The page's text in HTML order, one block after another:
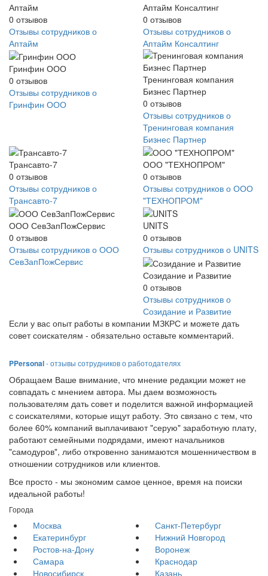
Аптайм
0 отзывов
Отзывы сотрудников о
Аптайм
Аптайм Консалтинг
0 отзывов
Отзывы сотрудников о
Аптайм Консалтинг
Гринфин ООО
0 отзывов
Отзывы сотрудников о
Гринфин ООО
Тренинговая компания
Бизнес Партнер
0 отзывов
Отзывы сотрудников о
Тренинговая компания
Бизнес Партнер
Трансавто-7
0 отзывов
Отзывы сотрудников о
Трансавто-7
ООО "ТЕХНОПРОМ"
0 отзывов
Отзывы сотрудников о ООО
"ТЕХНОПРОМ"
ООО СевЗапПожСервис
0 отзывов
Отзывы сотрудников о ООО
СевЗапПожСервис
UNITS
0 отзывов
Отзывы сотрудников о UNITS
Созидание и Развитие
0 отзывов
Отзывы сотрудников о
Созидание и Развитие
Если у вас опыт работы в компании МЗКРС и можете дать
совет соискателям - обязательно оставьте комментарий.
PPersonal- отзывы сотрудников о работодателях
Обращаем Ваше внимание, что мнение редакции может не
совпадать с мнением автора. Мы даем возможность
пользователям дать совет и поделится важной информацией
с соискателями, которые ищут работу. Это связано с тем, что
более 60% компаний выплачивают "серую" заработную плату,
работают семейными подрядами, имеют начальников
"самодуров", либо откровенно занимаются мошенничеством в
отношении сотрудников или клиентов.
Все просто - мы экономим самое ценное, время на поиски
идеальной работы!
Города
Москва
Санкт-Петербург
Екатеринбург
Нижний Новгород
Ростов-на-Дону
Воронеж
Самара
Краснодар
Новосибирск
Казань